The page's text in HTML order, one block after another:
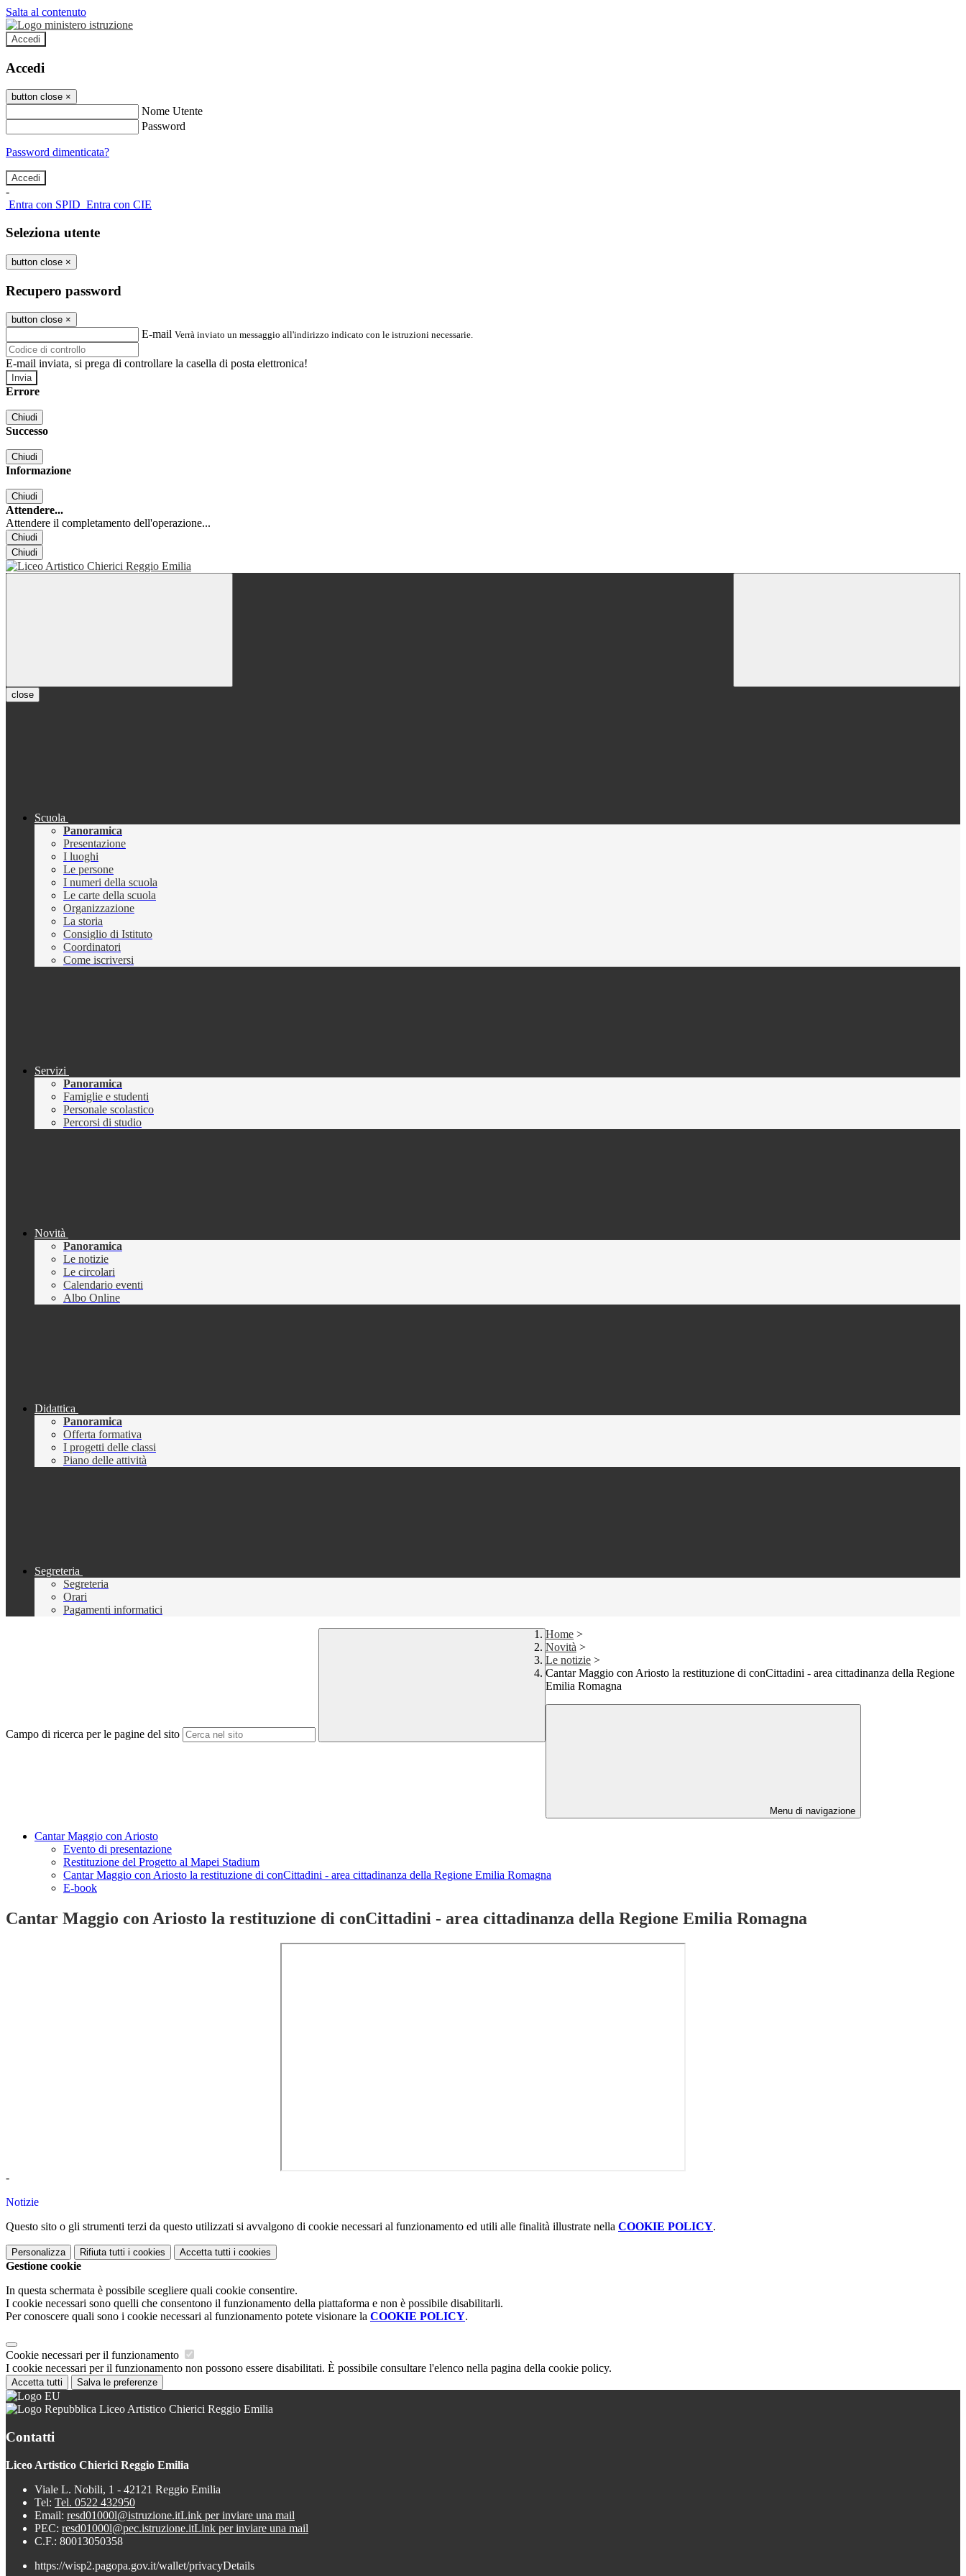
Salta al contenuto
Accedi
Accedi
button close ×
Nome Utente
Password
Password dimenticata?
-
Entra con SPID Entra con CIE
Seleziona utente
button close ×
Recupero password
button close ×
E-mail Verrà inviato un messaggio all'indirizzo indicato con le istruzioni necessarie.
E-mail inviata, si prega di controllare la casella di posta elettronica!
Errore
Chiudi
Successo
Chiudi
Informazione
Chiudi
Attendere...
Attendere il completamento dell'operazione...
Chiudi
Chiudi
close
Scuola
Panoramica
Presentazione
I luoghi
Le persone
I numeri della scuola
Le carte della scuola
Organizzazione
La storia
Consiglio di Istituto
Coordinatori
Come iscriversi
Servizi
Panoramica
Famiglie e studenti
Personale scolastico
Percorsi di studio
Novità
Panoramica
Le notizie
Le circolari
Calendario eventi
Albo Online
Didattica
Panoramica
Offerta formativa
I progetti delle classi
Piano delle attività
Segreteria
Segreteria
Orari
Pagamenti informatici
Campo di ricerca per le pagine del sito
Home >
Novità >
Le notizie >
Cantar Maggio con Ariosto la restituzione di conCittadini - area cittadinanza della Regione
Emilia Romagna
Menu di navigazione
Cantar Maggio con Ariosto
Evento di presentazione
Restituzione del Progetto al Mapei Stadium
Cantar Maggio con Ariosto la restituzione di conCittadini - area cittadinanza della Regione Emilia Romagna
E-book
Cantar Maggio con Ariosto la restituzione di conCittadini - area cittadinanza della Regione Emilia Romagna
-
Notizie
Questo sito o gli strumenti terzi da questo utilizzati si avvalgono di cookie necessari al funzionamento ed utili alle finalità illustrate nella COOKIE POLICY.
Personalizza Rifiuta tutti i cookies Accetta tutti i cookies
Gestione cookie
In questa schermata è possibile scegliere quali cookie consentire.
I cookie necessari sono quelli che consentono il funzionamento della piattaforma e non è possibile disabilitarli.
Per conoscere quali sono i cookie necessari al funzionamento potete visionare la COOKIE POLICY.
Cookie necessari per il funzionamento
I cookie necessari per il funzionamento non possono essere disabilitati. È possibile consultare l'elenco nella pagina della cookie policy.
Accetta tutti Salva le preferenze
Liceo Artistico Chierici Reggio Emilia
Contatti
Liceo Artistico Chierici Reggio Emilia
Viale L. Nobili, 1 - 42121 Reggio Emilia
Tel: Tel. 0522 432950
Email: resd01000l@istruzione.itLink per inviare una mail
PEC: resd01000l@pec.istruzione.itLink per inviare una mail
C.F.: 80013050358
https://wisp2.pagopa.gov.it/wallet/privacyDetails